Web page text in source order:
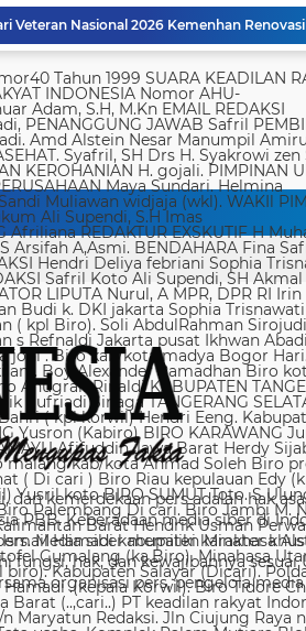
mati koruptor sudah diatur dalam
deportasi empat warga China buronan
yang jelas disebutkan identitasnya, kredibel dan kompeten; Subyek berita yang harus dikonfirmasi tidak diketahui keberadaannya dan atau tidak dapat diwawancarai; Media memberikan penjelasan kepada pembaca bahwa berita tersebut masih memerlukan verifikasi lebih lanjut yang diupayakan dalam waktu secepatnya. Penjelasan dimuat pada bagian akhir dari berita yang sama, di dalam kurung dan menggunakan huruf miring. Setelah memuat berita sesuai dengan butir (c), media wajib meneruskan upaya verifikasi, dan setelah verifikasi didapatkan, hasil verifikasi dicantumkan pada berita pemutakhiran (update) dengan tautan pada berita yang belum terverifikasi. 3. Isi Buatan Pengguna (User Generated Content) Media siber wajib mencantumkan syarat dan ketentuan mengenai Isi Buatan Pengguna yang tidak bertentangan dengan Undang-Undang No. 40 tahun 1999 tentang Pers dan Kode Etik Jurnalistik, yang ditempatkan secara terang dan jelas. Media siber mewajibkan setiap pengguna untuk melakukan registrasi keanggotaan dan melakukan proses log-in terlebih dahulu untuk dapat mempublikasikan semua bentuk Isi Buatan Pengguna. Ketentuan mengenai log-in akan diatur lebih lanjut. Dalam registrasi tersebut, media siber mewajibkan pengguna memberi persetujuan tertulis bahwa Isi Buatan Pengguna yang dipublikasikan: Tidak memuat isi bohong, fitnah, sadis dan cabul; Tidak memuat isi yang mengandung prasangka dan kebencian terkait dengan suku, agama, ras, dan antargolongan (SARA), serta menganjurkan tindakan kekerasan; Tidak memuat isi diskriminatif atas dasar perbedaan jenis kelamin dan bahasa, serta tidak merendahkan martabat orang lemah, miskin, sakit, cacat jiwa, atau cacat jasmani. Media siber memiliki kewenangan mutlak untuk mengedit atau menghapus Isi Buatan Pengguna yang bertentangan dengan butir (c). Media siber wajib menyediakan mekanisme pengaduan Isi Buatan Pengguna yang dinilai melanggar ketentuan pada butir (c). Mekanisme tersebut harus disediakan di tempat yang dengan mudah dapat diakses pengguna. Media siber wajib menyunting, menghapus, dan melakukan tindakan koreksi setiap Isi Buatan Pengguna yang dilaporkan dan melanggar ketentuan butir (c), sesegera mungkin secara proporsional selambat-lambatnya 2 x 24 jam setelah pengaduan diterima. Media siber yang telah memenuhi ketentuan pada butir (a), (b), (c), dan (f) tidak dibebani tanggung jawab atas masalah yang ditimbulkan akibat pemuatan isi yang melanggar ketentuan pada butir (c). Media siber bertanggung jawab atas Isi Buatan Pengguna yang dilaporkan bila tidak mengambil tindakan koreksi setelah batas waktu sebagaimana tersebut pada butir (f). 4. Ralat, Koreksi, dan Hak Jawab Ralat, koreksi, dan hak jawab mengacu pada Undang-Undang Pers, Kode Etik Jurnalistik, dan Pedoman Hak Jawab yang ditetapkan Dewan Pers. Ralat, koreksi dan atau hak jawab wajib ditautkan pada berita yang diralat, dikoreksi atau yang diberi hak jawab. Di setiap berita ralat, koreksi, dan hak jawab wajib dicantumkan waktu pemuatan ralat, koreksi, dan atau hak jawab tersebut. Bila suatu berita media siber tertentu disebarluaskan media siber lain, maka: Tanggung jawab media siber pembuat berita terbatas pada berita yang dipublikasikan di media siber tersebut atau media siber yang berada di bawah otoritas teknisnya; Koreksi berita yang dilakukan oleh sebuah media siber, juga harus dilakukan oleh media siber lain yang mengutip berita dari media siber yang dikoreksi itu; Media yang menyebarluaskan berita dari sebuah media siber dan tidak melakukan koreksi atas berita sesuai yang dilakukan oleh media siber pemilik dan atau pembuat berita tersebut, bertanggung jawab penuh atas semua akibat hukum dari berita yang tidak dikoreksinya itu. Sesuai dengan Undang-Undang Pers, media siber yang tidak melayani hak jawab dapat dijatuhi sanksi hukum pidana denda paling banyak Rp500.000.000 (Lima ratus juta rupiah). 5. Pencabutan Berita
kemerdekaan pers adalah hak
PBB. Keberadaan media siber di
Media siber memiliki karakter
fungsi, hak, dan kewajibannya sesuai
organisasi pers, pengelola